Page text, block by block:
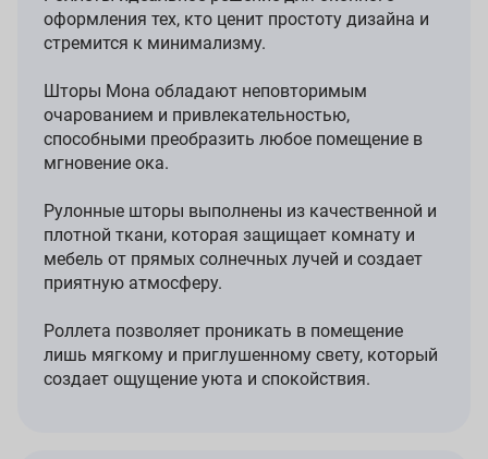
оформления тех, кто ценит простоту дизайна и
стремится к минимализму.
Шторы Мона обладают неповторимым
очарованием и привлекательностью,
способными преобразить любое помещение в
мгновение ока.
Рулонные шторы выполнены из качественной и
плотной ткани, которая защищает комнату и
мебель от прямых солнечных лучей и создает
приятную атмосферу.
Роллета позволяет проникать в помещение
лишь мягкому и приглушенному свету, который
создает ощущение уюта и спокойствия.